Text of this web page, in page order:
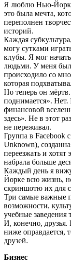
Я люблю Нью-Йорк.
это была мечта,
переполнен
историй.
Каждая
могу сутками
клубы. Я мог
людьми. У меня
происходило со
которая
Но теперь он
поднимается».
финансовой
здесь». Не в этот
не переживал.
Группа в Facebook
Unknown),
переезжать и хотят
набрала больше
Каждый день я
Йорке всю жизнь,
скриншотю их для
Три самые важные
возможности,
учебные заведения
И, конечно, друзья.
ниже оправдается,
друзей.
Бизнес